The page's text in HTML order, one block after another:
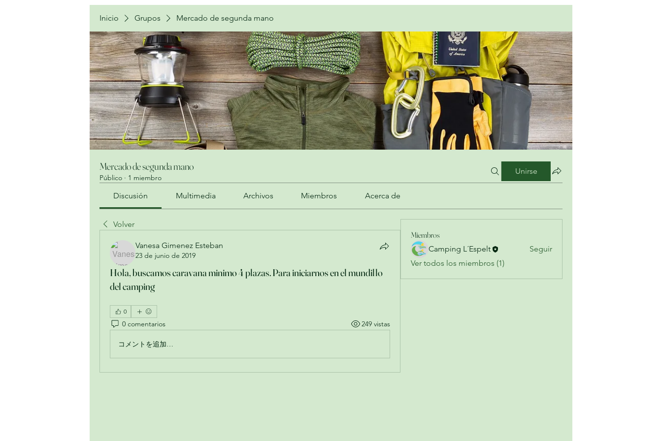
Inicio Grupos Mercado de segunda mano
Mercado de segunda mano
Público · 1 miembro
Unirse
Discusión Multimedia Archivos Miembros Acerca de
Volver
Vanesa Gimenez Esteban
23 de junio de 2019
Hola, buscamos caravana minimo 4 plazas. Para iniciarnos en el mundillo
del camping
0
0 comentarios 249 vistas
コメントを追加…
Miembros
Camping L´Espelt
Seguir
Ver todos los miembros (1)